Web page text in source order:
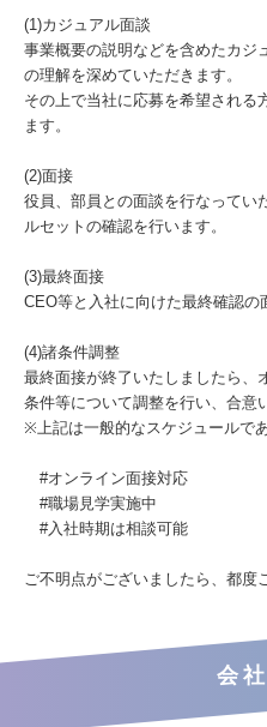
(1)カジュアル面談
事業概要の説明などを含めたカジ
の理解を深めていただきます。
その上で当社に応募を希望される
ます。
(2)面接
役員、部員との面談を行なってい
ルセットの確認を行います。
(3)最終面接
CEO等と入社に向けた最終確認の
(4)諸条件調整
最終面接が終了いたしましたら、
条件等について調整を行い、合意
※上記は一般的なスケジュールで
#オンライン面接対応
#職場見学実施中
#入社時期は相談可能
ご不明点がございましたら、都度
会